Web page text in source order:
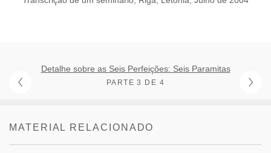
Detalhe sobre as Seis Perfeições: Seis Paramitas
PARTE 3 DE 4
MATERIAL RELACIONADO